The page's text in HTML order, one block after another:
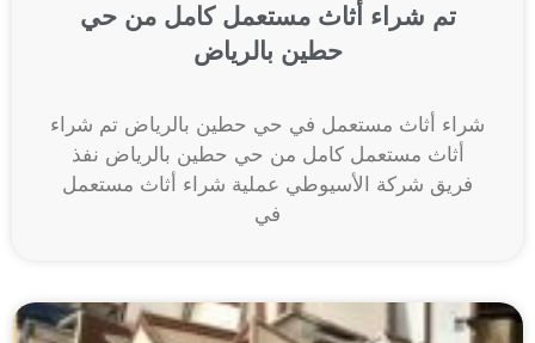
تم شراء أثاث مستعمل كامل من حي
حطين بالرياض
شراء أثاث مستعمل في حي حطين بالرياض تم شراء
أثاث مستعمل كامل من حي حطين بالرياض نفذ
فريق شركة الأسيوطي عملية شراء أثاث مستعمل
في